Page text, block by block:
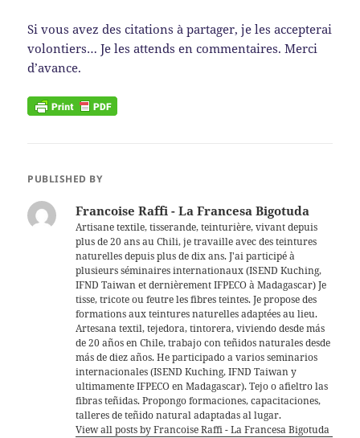
Si vous avez des citations à partager, je les accepterai
volontiers… Je les attends en commentaires. Merci
d’avance.
PUBLISHED BY
Francoise Raffi - La Francesa Bigotuda
Artisane textile, tisserande, teinturière, vivant depuis
plus de 20 ans au Chili, je travaille avec des teintures
naturelles depuis plus de dix ans. J'ai participé à
plusieurs séminaires internationaux (ISEND Kuching,
IFND Taiwan et dernièrement IFPECO à Madagascar) Je
tisse, tricote ou feutre les fibres teintes. Je propose des
formations aux teintures naturelles adaptées au lieu.
Artesana textil, tejedora, tintorera, viviendo desde más
de 20 años en Chile, trabajo con teñidos naturales desde
más de diez años. He participado a varios seminarios
internacionales (ISEND Kuching, IFND Taiwan y
ultimamente IFPECO en Madagascar). Tejo o afieltro las
fibras teñidas. Propongo formaciones, capacitaciones,
talleres de teñido natural adaptadas al lugar.
View all posts by Francoise Raffi - La Francesa Bigotuda